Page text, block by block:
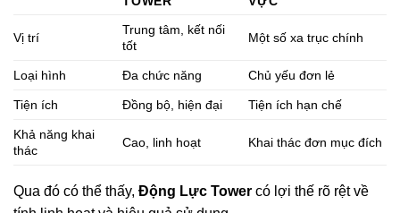
Vị trí
Trung tâm, kết nối
tốt
Một số xa trục chính
Loại hình Đa chức năng Chủ yếu đơn lẻ
Tiện ích Đồng bộ, hiện đại Tiện ích hạn chế
Khả năng khai
thác
Cao, linh hoạt Khai thác đơn mục đích
Qua đó có thể thấy, Động Lực Tower có lợi thế rõ rệt về